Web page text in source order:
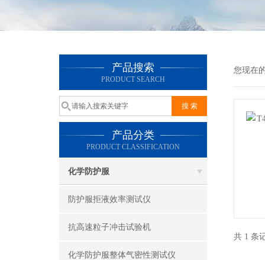
产品搜索
PRODUCT SEARCH
产品分类
PRODUCT CLASSIFICATION
化学防护服
防护服拒液效率测试仪
抗高速粒子冲击试验机
化学防护服整体气密性测试仪
您现在
共 1 条